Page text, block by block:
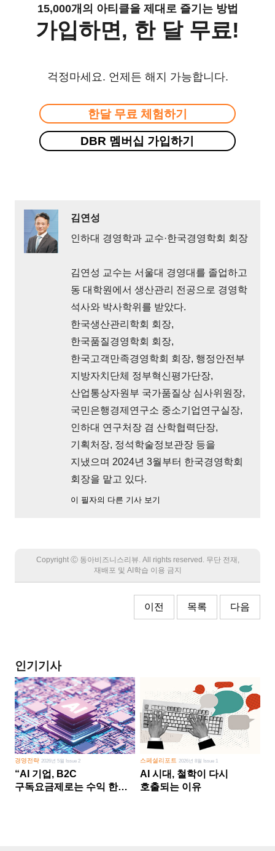
15,000개의 아티클을 제대로 즐기는 방법
가입하면, 한 달 무료!
걱정마세요. 언제든 해지 가능합니다.
한달 무료 체험하기
DBR 멤버십 가입하기
김연성
인하대 경영학과 교수·한국경영학회 회장
김연성 교수는 서울대 경영대를 졸업하고
동 대학원에서 생산관리 전공으로 경영학
석사와 박사학위를 받았다.
한국생산관리학회 회장,
한국품질경영학회 회장,
한국고객만족경영학회 회장, 행정안전부
지방자치단체 정부혁신평가단장,
산업통상자원부 국가품질상 심사위원장,
국민은행경제연구소 중소기업연구실장,
인하대 연구처장 겸 산학협력단장,
기획처장, 정석학술정보관장 등을
지냈으며 2024년 3월부터 한국경영학회
회장을 맡고 있다.
이 필자의 다른 기사 보기
Copyright Ⓒ 동아비즈니스리뷰. All rights reserved. 무단 전재,
재배포 및 AI학습 이용 금지
이전 목록 다음
인기기사
경영전략 2026년 5월 Issue 2
“AI 기업, B2C
구독요금제로는 수익 한계
스페셜리포트 2026년 8월 Issue 1
AI 시대, 철학이 다시
호출되는 이유